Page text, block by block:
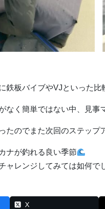
鉄板バイブやVJといった
なく簡単ではない中、見事
たのでまた次回のステップ
ナが釣れる良い季節
ャレンジしてみては如何で
X